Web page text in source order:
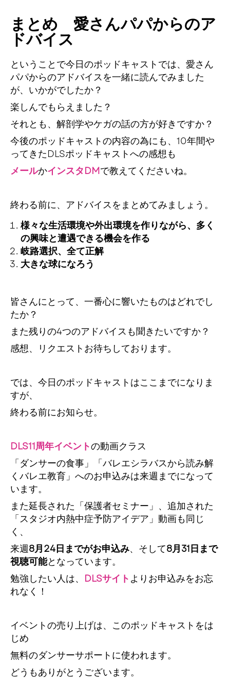
まとめ 愛さんパパからのア
ドバイス
ということで今日のポッドキャストでは、愛さん
パパからのアドバイスを一緒に読んでみました
が、いかがでしたか？
楽しんでもらえました？
それとも、解剖学やケガの話の方が好きですか？
今後のポッドキャストの内容の為にも、10年間や
ってきたDLSポッドキャストへの感想も
メールかインスタDMで教えてくださいね。
終わる前に、アドバイスをまとめてみましょう。
様々な生活環境や外出環境を作りながら、多く
の興味と遭遇できる機会を作る
岐路選択、全て正解
大きな球になろう
皆さんにとって、一番心に響いたものはどれでし
たか？
また残りの4つのアドバイスも聞きたいですか？
感想、リクエストお待ちしております。
では、今日のポッドキャストはここまでになりま
すが、
終わる前にお知らせ。
DLS11周年イベントの動画クラス
「ダンサーの食事」「バレエシラバスから読み解
くバレエ教育」へのお申込みは来週までになって
います。
また延長された「保護者セミナー」、追加された
「スタジオ内熱中症予防アイデア」動画も同じ
く、
来週8月24日までがお申込み、そして8月31日まで
視聴可能となっています。
勉強したい人は、 DLSサイトよりお申込みをお忘
れなく！
イベントの売り上げは、このポッドキャストをは
じめ
無料のダンサーサポートに使われます。
どうもありがとうございます。